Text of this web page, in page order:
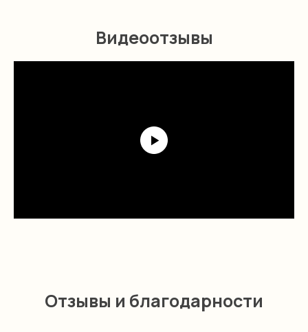
Видеоотзывы
Отзывы и благодарности